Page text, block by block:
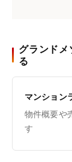
グランド
る
マンション
物件概要や
す